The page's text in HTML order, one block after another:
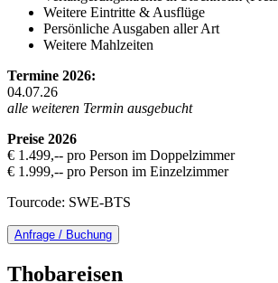
Weitere Eintritte & Ausflüge
Persönliche Ausgaben aller Art
Weitere Mahlzeiten
Termine 2026:
04.07.26
alle weiteren Termin ausgebucht
Preise 2026
€ 1.499,-- pro Person im Doppelzimmer
€ 1.999,-- pro Person im Einzelzimmer
Tourcode: SWE-BTS
Anfrage / Buchung
Thobareisen